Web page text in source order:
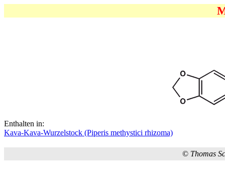
Enthalten in:
Kava-Kava-Wurzelstock (Piperis methystici rhizoma)
© Thomas